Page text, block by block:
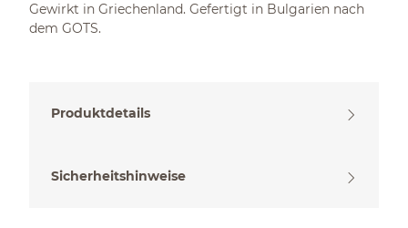
Gewirkt in Griechenland. Gefertigt in Bulgarien nach
dem GOTS.
Produktdetails
Sicherheitshinweise